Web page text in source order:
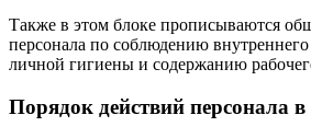
Также в этом блоке прописываются
персонала по соблюдению
личной гигиены и содержанию
Порядок действий персонала